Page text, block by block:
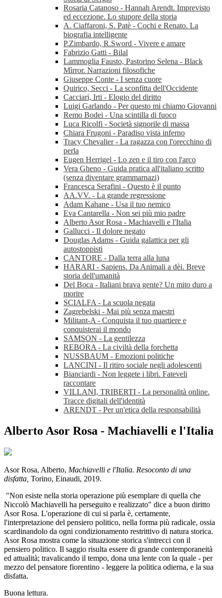
Rosaria Catanoso - Hannah Arendt. Imprevisto
ed eccezione. Lo stupore della storia
A. Ciaffaroni, S. Patè - Cochi e Renato. La
biografia intelligente
P.Zimbardo, R.Sword - Vivere e amare
Fabrizio Gatti - Bilal
Lammoglia Fausto, Pastorino Selena - Black
Mìrror. Narrazioni filosofiche
Giuseppe Conte - I senza cuore
Quirico, Secci - La sconfitta dell'Occidente
Cacciari, Irti - Elogio del diritto
Luigi Garlando - Per questo mi chiamo Giovanni
Remo Bodei - Una scintilla di fuoco
Luca Ricolfi - Società signorile di massa
Chiara Frugoni - Paradiso vista inferno
Tracy Chevalier - La ragazza con l'orecchino di
perla
Eugen Herrigel - Lo zen e il tiro con l'arco
Vera Gheno - Guida pratica all'italiano scritto
(senza diventare grammarnazi)
Francesca Serafini - Questo è il punto
AA.VV. - La grande regressione
Adam Kahane - Usa il tuo nemico
Eva Cantarella - Non sei più mio padre
Alberto Asor Rosa - Machiavelli e l'Italia
Gallucci - Il dolore negato
Douglas Adams - Guida galattica per gli
autostoppisti
CANTORE - Dalla terra alla luna
HARARI - Sapiens. Da Animali a dèi. Breve
storia dell'umanità
Del Boca - Italiani brava gente? Un mito duro a
morire
SCIALFA - La scuola negata
Zagrebelski - Mai più senza maestri
Militant-A - Conquista il tuo quartiere e
conquisterai il mondo
SAMSON - La gentilezza
REBORA - La civiltà della forchetta
NUSSBAUM - Emozioni politiche
LANCINI - Il ritiro sociale negli adolescenti
Bianciardi - Non leggete i libri. Fateveli
raccontare
VILLANI, TRIBERTI - La personalità online.
Tracce digitali dell'identità
ARENDT - Per un'etica della responsabilità
Alberto Asor Rosa - Machiavelli e l'Italia
Asor Rosa, Alberto, Machiavelli e l'Italia. Resoconto di una
disfatta, Torino, Einaudi, 2019.
"Non esiste nella storia operazione più esemplare di quella che
Niccolò Machiavelli ha perseguito e realizzato" dice a buon diritto
Asor Rosa. L'operazione di cui si parla è, certamente,
l'interpretazione del pensiero politico, nella forma più radicale, ossia
scardinandolo da ogni condizionamento restrittivo di natura storica.
Asor Rosa mostra come la situazione storica s'intrecci con il
pensiero politico. Il saggio risulta essere di grande contemporaneità
ed attualità; travalicando il tempo, dona una lente con la quale - per
mezzo del pensatore fiorentino - leggere la politica odierna, e la sua
disfatta.
Buona lettura.